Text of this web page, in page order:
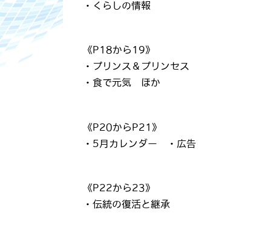
・くらしの情報
《P18から19》
・プリンス＆プリンセス
・食で元気 ほか
《P20からP21》
・5月カレンダー ・広告
《P22から23》
・伝統の復活と継承